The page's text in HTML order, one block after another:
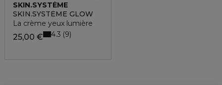
SKIN.SYSTÈME
SKIN.SYSTÈME GLOW
La crème yeux lumière
25,00 € 4.3 9